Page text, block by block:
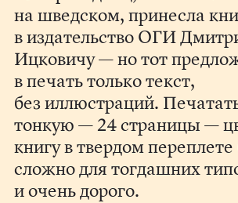
на шведском, принесла
в издательство ОГИ
Ицковичу — но тот
в печать только текст,
без иллюстраций.
тонкую — 24 страницы —
книгу в твердом
сложно для тогдашних
и очень дорого.